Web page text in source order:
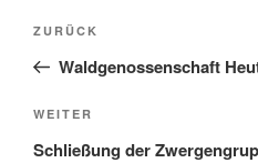
Beitragsnavigation
Vorheriger
Beitrag
ZURÜCK
Waldgenossenschaft
Nächster
Beitrag
WEITER
Schließung der